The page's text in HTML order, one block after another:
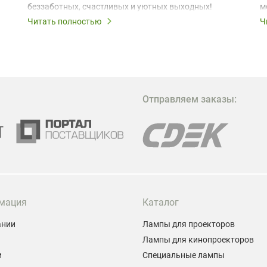
беззаботных, счастливых и уютных выходных!
Читать полностью
Отправляем заказы:
Каталог
Лампы для проекторов
Лампы для кинопроекторов
Специальные лампы